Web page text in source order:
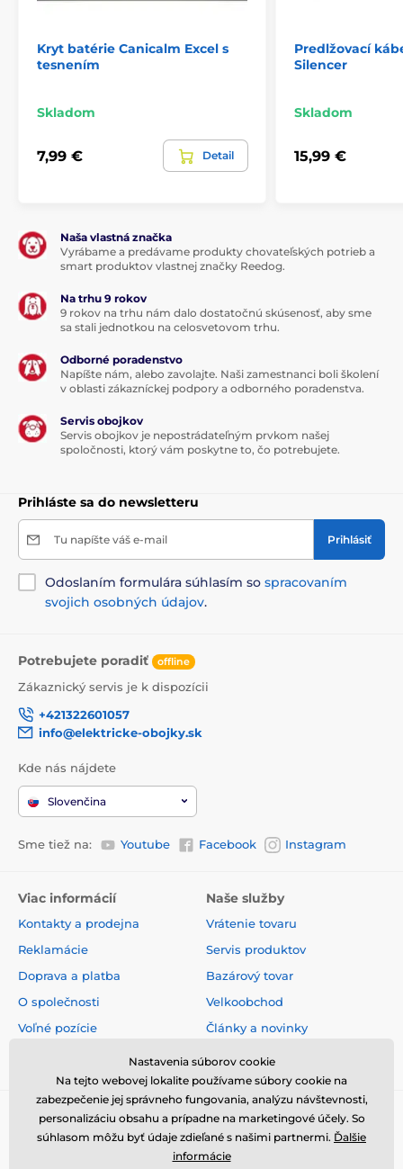
Kryt batérie Canicalm Excel s
tesnením
Skladom
7,99 € Detail
Predlžovací
Silencer
Skladom
15,99 €
Naša vlastná značka
Vyrábame a predávame produkty chovateľských potrieb a
smart produktov vlastnej značky Reedog.
Na trhu 9 rokov
9 rokov na trhu nám dalo dostatočnú skúsenosť, aby sme
sa stali jednotkou na celosvetovom trhu.
Odborné poradenstvo
Napíšte nám, alebo zavolajte. Naši zamestnanci boli školení
v oblasti zákazníckej podpory a odborného poradenstva.
Servis obojkov
Servis obojkov je nepostrádateľným prvkom našej
spoločnosti, ktorý vám poskytne to, čo potrebujete.
Prihláste sa do newsletteru
Tu napíšte váš e-mail Prihlásiť
Odoslaním formulára súhlasím so spracovaním
svojich osobných údajov.
Potrebujete poradiť offline
Zákaznický servis je k dispozícii
+421322601057
info@elektricke-obojky.sk
Kde nás nájdete
Slovenčina
Sme tiež na: Youtube Facebook Instagram
Viac informácií
Kontakty a prodejna
Reklamácie
Doprava a platba
O společnosti
Voľné pozície
Naše služby
Vrátenie tovaru
Servis produktov
Bazárový tovar
Velkoobchod
Články a novinky
Nastavenia súborov cookie
Na tejto webovej lokalite používame súbory cookie na
zabezpečenie jej správneho fungovania, analýzu návštevnosti,
personalizáciu obsahu a prípadne na marketingové účely. So
súhlasom môžu byť údaje zdieľané s našimi partnermi. Ďalšie
informácie